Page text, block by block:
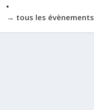
→ tous les évènements